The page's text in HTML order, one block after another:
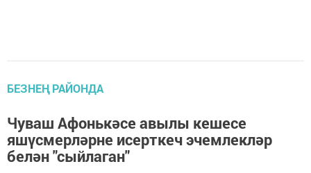
БЕЗНЕҢ РАЙОНДА
Чуваш Афонькәсе авылы кешесе
яшүсмерләрне исерткеч эчемлекләр
белән "сыйлаган"